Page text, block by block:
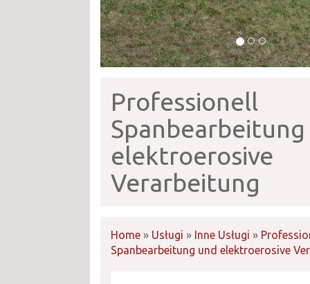
Professionell
elektroerosive
Verarbeitung
Home » Usługi » Inne Usługi »
Spanbearbeitung und elektroerosive